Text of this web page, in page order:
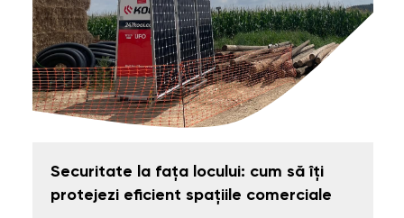
Securitate la fața locului: cum să îți
protejezi eficient spațiile comerciale